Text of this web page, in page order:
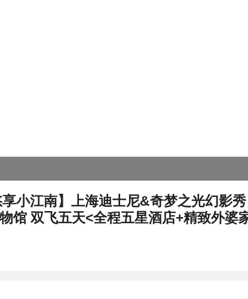
小江南】上海迪士尼&奇梦之光幻影
馆 双飞五天<全程五星酒店+精致外婆